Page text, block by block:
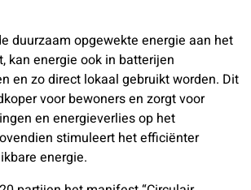
duurzaam opgewekte energie aan het
kan energie ook in batterijen
en zo direct lokaal gebruikt worden. Dit
voor bewoners en zorgt voor
en energieverlies op het
stimuleert het efficiënter
energie.